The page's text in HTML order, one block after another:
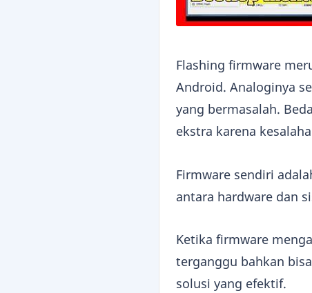
Flashing firmware
Android. Analoginya
yang bermasalah.
ekstra karena
Firmware sendiri
antara hardware dan
Ketika firmware
terganggu bahkan
solusi yang efektif.